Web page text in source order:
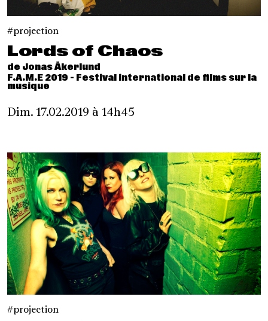
projection
Lords of Chaos
de Jonas Åkerlund
F.A.M.E 2019 - Festival international de films sur la
musique
Dim. 17.02.2019 à 14h45
projection